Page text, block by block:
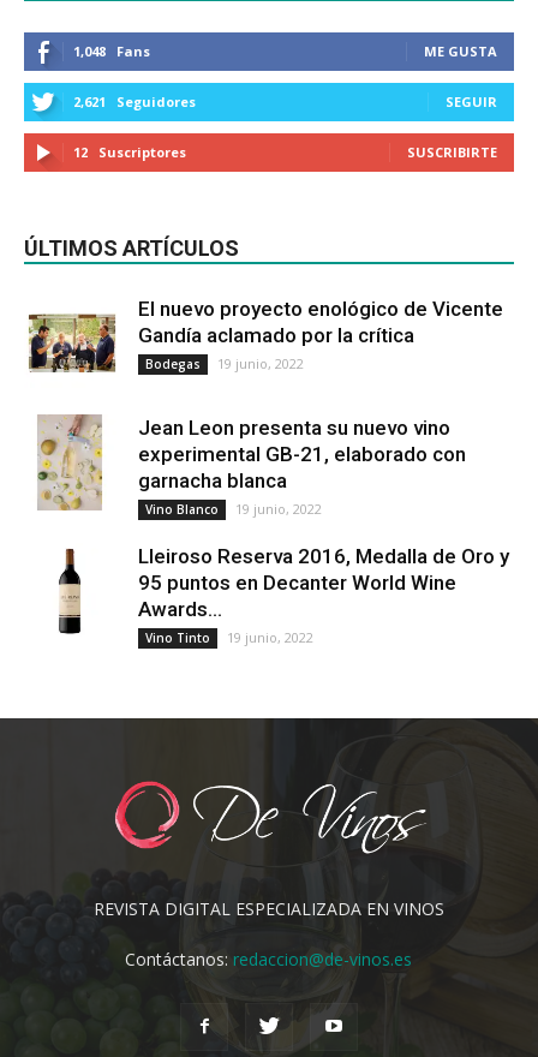
1,048 Fans ME GUSTA
2,621 Seguidores SEGUIR
12 Suscriptores SUSCRIBIRTE
ÚLTIMOS ARTÍCULOS
El nuevo proyecto enológico de Vicente
Gandía aclamado por la crítica
Bodegas 19 junio, 2022
Jean Leon presenta su nuevo vino
experimental GB-21, elaborado con
garnacha blanca
Vino Blanco 19 junio, 2022
Lleiroso Reserva 2016, Medalla de Oro y
95 puntos en Decanter World Wine
Awards...
Vino Tinto 19 junio, 2022
REVISTA DIGITAL ESPECIALIZADA EN VINOS
Contáctanos:redaccion@de-vinos.es